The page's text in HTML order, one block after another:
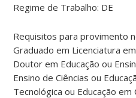
Regime de Trabalho: DE
Requisitos para provimento
Graduado em Licenciatura
Doutor em Educação ou
Ensino de Ciências ou
Tecnológica ou Educação em